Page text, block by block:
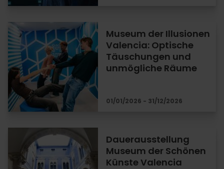
Museum der Illusionen
Valencia: Optische
Täuschungen und
unmögliche Räume
01/01/2026 - 31/12/2026
Dauerausstellung
Museum der Schönen
Künste Valencia